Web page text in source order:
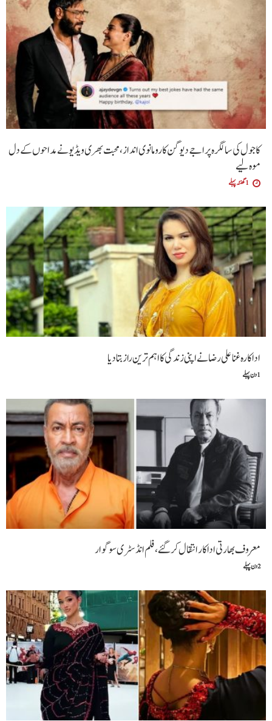
کاجول کی سالگرہ پر اجے دیوگن کا رومانوی انداز، محبت بھری ویڈیو نے مداحوں کے دل
موہ لیے
1 گھنٹہ پہلے
اداکارہ غنا علی رضانےاپنی زندگی کا اہم ترین راز بتا دیا
1 دن پہلے
معروف بھارتی اداکار انتقال کر گئے، فلم انڈسٹری سوگوار
2 دن پہلے